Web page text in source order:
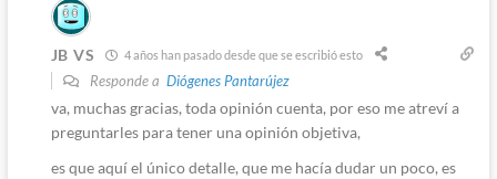
JB VS 4 años han pasado desde que se escribió esto
Responde a Diógenes Pantarújez
va, muchas gracias, toda opinión cuenta, por eso me atreví a
preguntarles para tener una opinión objetiva,
es que aquí el único detalle, que me hacía dudar un poco, es